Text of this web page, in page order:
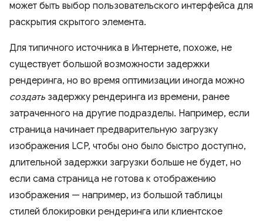
может быть выбор пользовательского интерфейса для
раскрытия скрытого элемента.
Для типичного источника в Интернете, похоже, не
существует большой возможности задержки
рендеринга, но во время оптимизации иногда можно
создать задержку рендеринга из времени, ранее
затраченного на другие подразделы. Например, если
страница начинает предварительную загрузку
изображения LCP, чтобы оно было быстро доступно,
длительной задержки загрузки больше не будет, но
если сама страница не готова к отображению
изображения — например, из большой таблицы
стилей блокировки рендеринга или клиентское